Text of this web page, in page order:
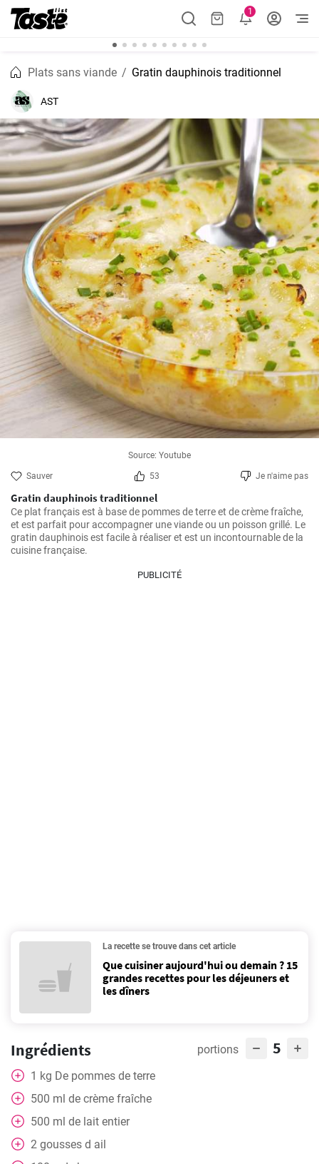
1
Plats sans viande Gratin dauphinois traditionnel
AST
Source: Youtube
Sauver 53 Je n'aime pas
Gratin dauphinois traditionnel
Ce plat français est à base de pommes de terre et de crème fraîche,
et est parfait pour accompagner une viande ou un poisson grillé. Le
gratin dauphinois est facile à réaliser et est un incontournable de la
cuisine française.
PUBLICITÉ
La recette se trouve dans cet article
Que cuisiner aujourd'hui ou demain ? 15
grandes recettes pour les déjeuners et
les dîners
Ingrédients portions 5
1 kg De pommes de terre
500 ml de crème fraîche
500 ml de lait entier
2 gousses d ail